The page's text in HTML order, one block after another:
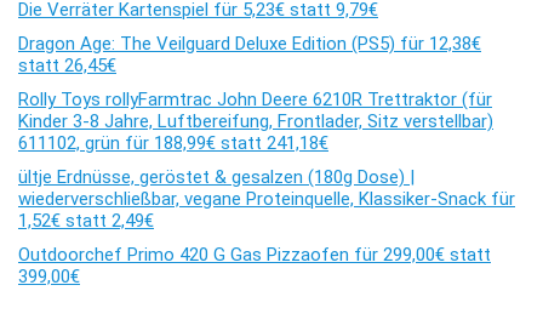
Die Verräter Kartenspiel für 5,23€ statt 9,79€
Dragon Age: The Veilguard Deluxe Edition (PS5) für 12,38€
statt 26,45€
Rolly Toys rollyFarmtrac John Deere 6210R Trettraktor (für
Kinder 3-8 Jahre, Luftbereifung, Frontlader, Sitz verstellbar)
611102, grün für 188,99€ statt 241,18€
ültje Erdnüsse, geröstet & gesalzen (180g Dose) |
wiederverschließbar, vegane Proteinquelle, Klassiker-Snack für
1,52€ statt 2,49€
Outdoorchef Primo 420 G Gas Pizzaofen für 299,00€ statt
399,00€